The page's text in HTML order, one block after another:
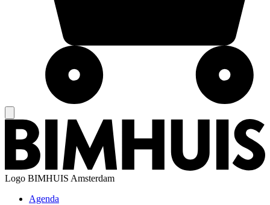
Logo BIMHUIS Amsterdam
Agenda